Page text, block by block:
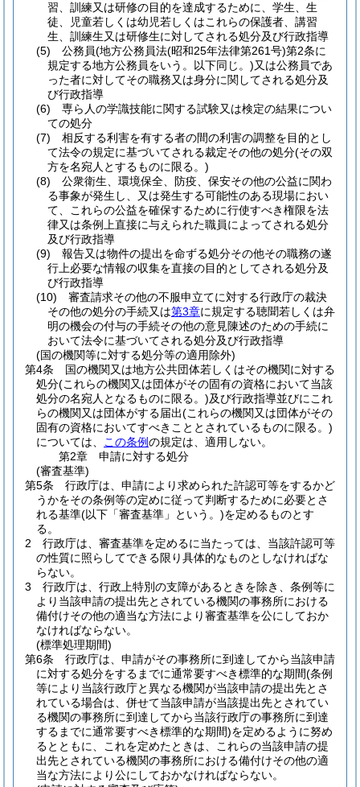
習、訓練又は研修の目的を達成するために、学生、生
徒、児童若しくは幼児若しくはこれらの保護者、講習
生、訓練生又は研修生に対してされる処分及び行政指導
(5)
公務員(地方公務員法(昭和25年法律第261号)第2条に
規定する地方公務員をいう。以下同じ。)又は公務員であ
った者に対してその職務又は身分に関してされる処分及
び行政指導
(6)
専ら人の学識技能に関する試験又は検定の結果につい
ての処分
(7)
相反する利害を有する者の間の利害の調整を目的とし
て法令の規定に基づいてされる裁定その他の処分(その双
方を名宛人とするものに限る。)
(8)
公衆衛生、環境保全、防疫、保安その他の公益に関わ
る事象が発生し、又は発生する可能性のある現場におい
て、これらの公益を確保するために行使すべき権限を法
律又は条例上直接に与えられた職員によってされる処分
及び行政指導
(9)
報告又は物件の提出を命ずる処分その他その職務の遂
行上必要な情報の収集を直接の目的としてされる処分及
び行政指導
(10)
審査請求その他の不服申立てに対する行政庁の裁決
その他の処分の手続又は第3章に規定する聴聞若しくは弁
明の機会の付与の手続その他の意見陳述のための手続に
おいて法令に基づいてされる処分及び行政指導
(国の機関等に対する処分等の適用除外)
第4条
国の機関又は地方公共団体若しくはその機関に対する
処分(これらの機関又は団体がその固有の資格において当該
処分の名宛人となるものに限る。)及び行政指導並びにこれ
らの機関又は団体がする届出(これらの機関又は団体がその
固有の資格においてすべきこととされているものに限る。)
については、
この条例の規定は、適用しない。
第2章
申請に対する処分
(審査基準)
第5条
行政庁は、申請により求められた許認可等をするかど
うかをその条例等の定めに従って判断するために必要とさ
れる基準(以下「審査基準」という。)を定めるものとす
る。
2
行政庁は、審査基準を定めるに当たっては、当該許認可等
の性質に照らしてできる限り具体的なものとしなければな
らない。
3
行政庁は、行政上特別の支障があるときを除き、条例等に
より当該申請の提出先とされている機関の事務所における
備付けその他の適当な方法により審査基準を公にしておか
なければならない。
(標準処理期間)
第6条
行政庁は、申請がその事務所に到達してから当該申請
に対する処分をするまでに通常要すべき標準的な期間(条例
等により当該行政庁と異なる機関が当該申請の提出先とさ
れている場合は、併せて当該申請が当該提出先とされてい
る機関の事務所に到達してから当該行政庁の事務所に到達
するまでに通常要すべき標準的な期間)を定めるように努め
るとともに、これを定めたときは、これらの当該申請の提
出先とされている機関の事務所における備付けその他の適
当な方法により公にしておかなければならない。